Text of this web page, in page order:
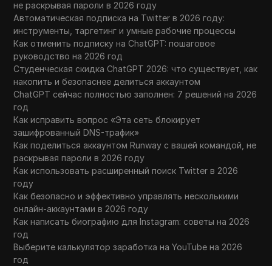
не раскрывая пароли в 2026 году
Автоматическая подписка на Twitter в 2026 году:
инструменты, таргетинг и умные рабочие процессы
Как отменить подписку на ChatGPT: пошаговое
руководство на 2026 год
Студенческая скидка ChatGPT 2026: что существует, как
накопить и безопаснее делиться аккаунтом
ChatGPT сейчас полностью заполнен: 7 решений на 2026
год
Как исправить вопрос «Эта сеть блокирует
зашифрованный DNS-трафик»
Как поделиться аккаунтом Runway с вашей командой, не
раскрывая пароли в 2026 году
Как использовать расширенный поиск Twitter в 2026
году
Как безопасно и эффективно управлять несколькими
онлайн-аккаунтами в 2026 году
Как написать биографию для Instagram: советы на 2026
год
Выберите калькулятор заработка на YouTube на 2026
год